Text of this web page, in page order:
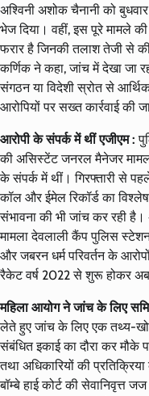
अश्विनी अशोक चैनानी को
भेज दिया। वहीं, इस पूरे मामले
फरार है जिनकी तलाश तेजी से
कर्णिक ने कहा, जांच में देखा जा
संगठन या विदेशी स्रोत से
आरोपियों पर सख्त कार्रवाई की
आरोपी के संपर्क में थीं एजीएम :
की असिस्टेंट जनरल मैनेजर
के संपर्क में थीं। गिरफ्तारी से
कॉल और ईमेल रिकॉर्ड का
संभावना की भी जांच कर रही
मामला देवलाली कैंप पुलिस
और जबरन धर्म परिवर्तन के
रैकेट वर्ष 2022 से शुरू होकर
महिला आयोग ने जांच के लिए
लेते हुए जांच के लिए एक तथ्य-
संबंधित इकाई का दौरा कर मौके
तथा अधिकारियों की
बॉम्बे हाई कोर्ट की सेवानिवृत्त